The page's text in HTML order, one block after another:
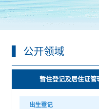
公开领域
暂住登记及居住证管
出生登记